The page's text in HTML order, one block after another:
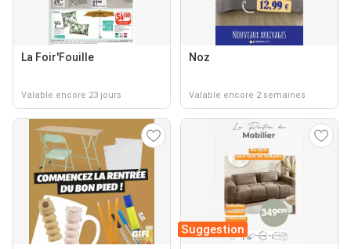
La Foir'Fouille
Valable encore 23 jours
Noz
Valable encore 2 semaines
Suggestion